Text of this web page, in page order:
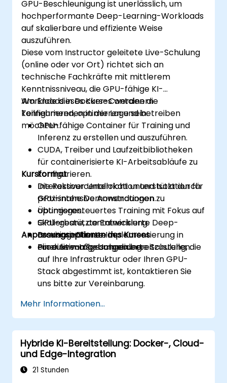
GPU-Beschleunigung ist unerlässlich, um
hochperformante Deep-Learning-Workloads
auf skalierbare und effiziente Weise
auszuführen.
Diese vom Instructor geleitete Live-Schulung
(online oder vor Ort) richtet sich an
technische Fachkräfte mit mittlerem
Kenntnissniveau, die GPU-fähige KI-
Workloads in Docker-Containern
konfigurieren, optimieren und betreiben
möchten.
Am Ende dieses Kurses werden die
Teilnehmenden in der Lage sein:
GPU-fähige Container für Training und
Inferenz zu erstellen und auszuführen.
CUDA, Treiber und Laufzeitbibliotheken
für containerisierte KI-Arbeitsabläufe zu
konfigurieren.
Die Ressourcenallokation und Isolation für
GPU-intensive Anwendungen zu
optimieren.
Skalierbare, containerisierte Deep-
Learning-Dienste in
Produktivumgebungen bereitzustellen.
Kursformat
Interaktiver Unterricht unterstützt durch
praxisnahe Demonstrationen.
Übungsgesteuertes Training mit Fokus auf
GPU-gestützte Entwicklung.
Praxisorientierte Implementierung in
einer Live-Lab-Umgebung.
Anpassungsoptionen des Kurses
Für eine maßgeschneiderte Schulung, die
auf Ihre Infrastruktur oder Ihren GPU-
Stack abgestimmt ist, kontaktieren Sie
uns bitte zur Vereinbarung.
Mehr Informationen...
Hybride KI-Bereitstellung: Docker-, Cloud-
und Edge-Integration
21 Stunden